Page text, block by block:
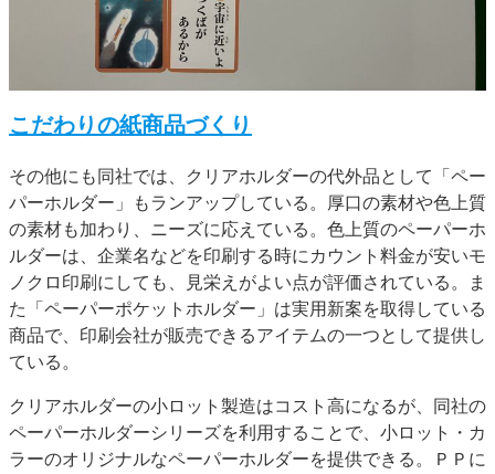
こだわりの紙商品づくり
その他にも同社では、クリアホルダーの代外品として「ペー
パーホルダー」もランアップしている。厚口の素材や色上質
の素材も加わり、ニーズに応えている。色上質のペーパーホ
ルダーは、企業名などを印刷する時にカウント料金が安いモ
ノクロ印刷にしても、見栄えがよい点が評価されている。ま
た「ペーパーポケットホルダー」は実用新案を取得している
商品で、印刷会社が販売できるアイテムの一つとして提供し
ている。
クリアホルダーの小ロット製造はコスト高になるが、同社の
ペーパーホルダーシリーズを利用することで、小ロット・カ
ラーのオリジナルなペーパーホルダーを提供できる。ＰＰに